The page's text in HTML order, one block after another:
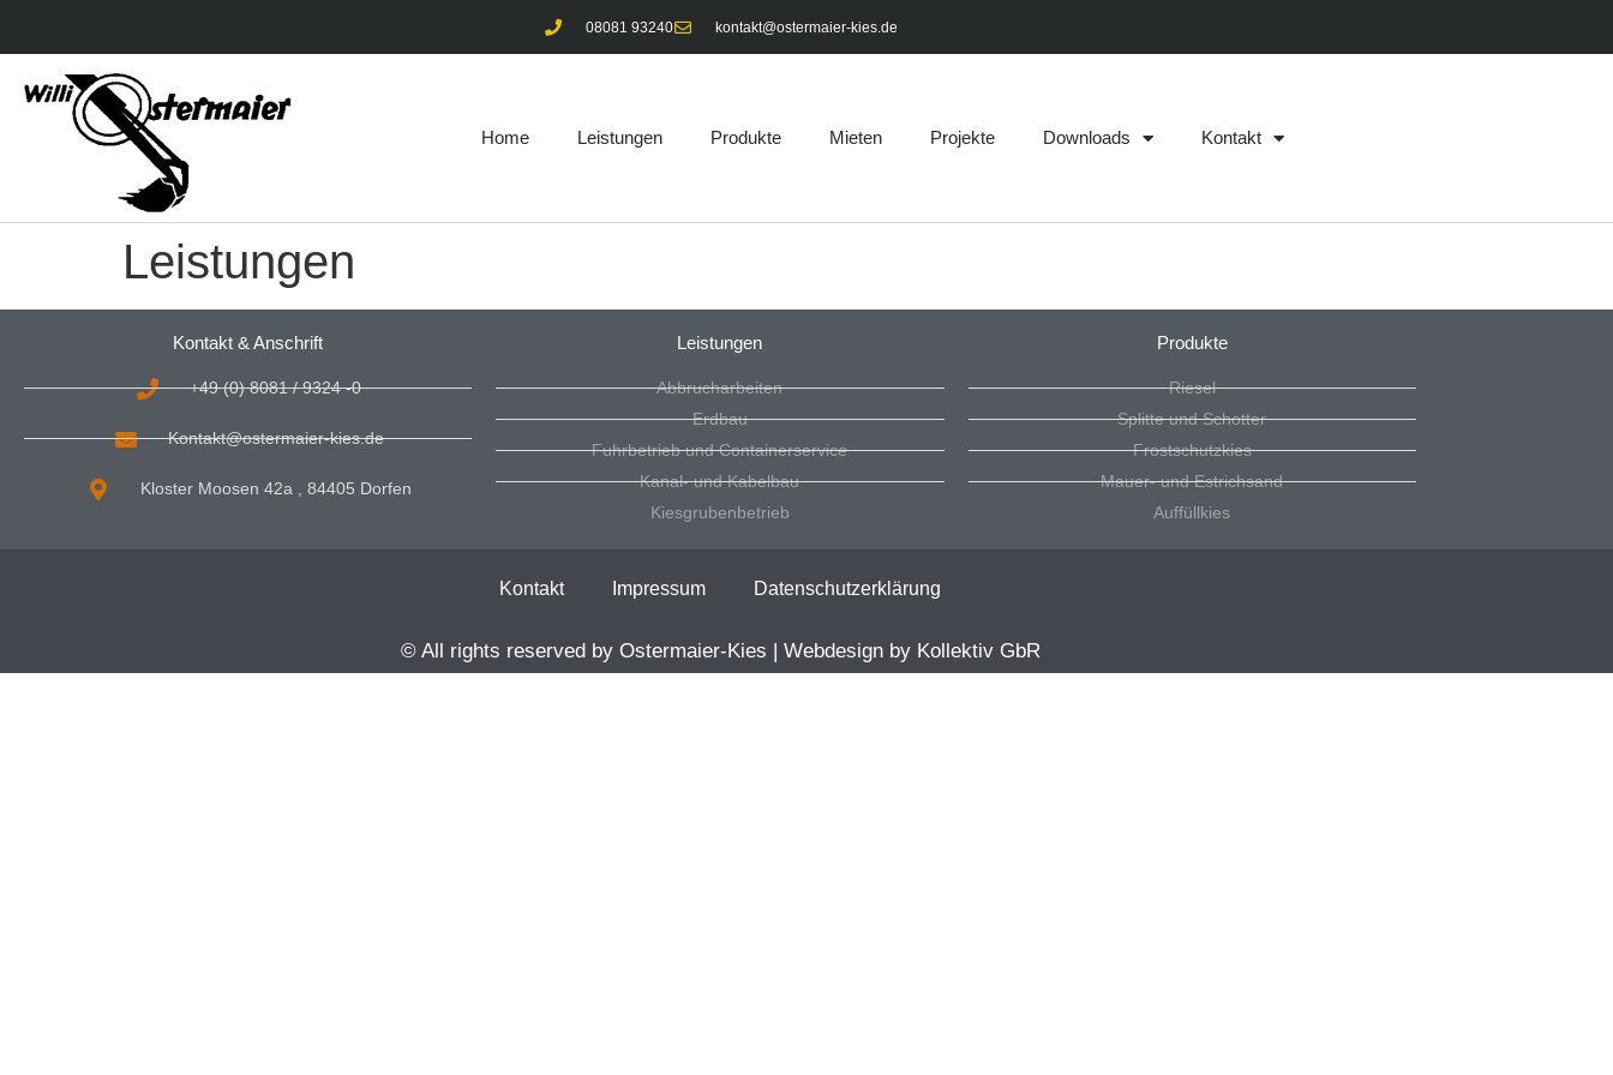
08081 93240 kontakt@ostermaier-kies.de
Home Leistungen Produkte Mieten Projekte Downloads Kontakt
Leistungen
Kontakt & Anschrift
+49 (0) 8081 / 9324 -0
Kontakt@ostermaier-kies.de
Kloster Moosen 42a , 84405 Dorfen
Leistungen
Abbrucharbeiten
Erdbau
Fuhrbetrieb und Containerservice
Kanal- und Kabelbau
Kiesgrubenbetrieb
Produkte
Riesel
Splitte und Schotter
Frostschutzkies
Mauer- und Estrichsand
Auffüllkies
Kontakt Impressum Datenschutzerklärung
© All rights reserved by Ostermaier-Kies | Webdesign by Kollektiv GbR